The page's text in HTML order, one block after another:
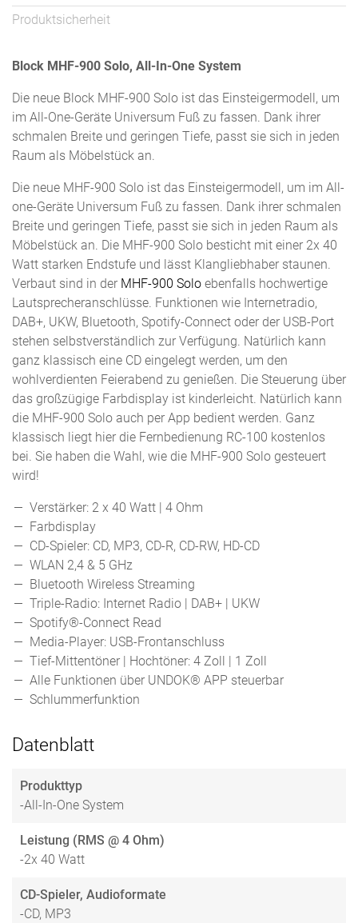
Produktsicherheit
Block MHF-900 Solo, All-In-One System
Die neue Block MHF-900 Solo ist das Einsteigermodell, um
im All-One-Geräte Universum Fuß zu fassen. Dank ihrer
schmalen Breite und geringen Tiefe, passt sie sich in jeden
Raum als Möbelstück an.
Die neue MHF-900 Solo ist das Einsteigermodell, um im All-
one-Geräte Universum Fuß zu fassen. Dank ihrer schmalen
Breite und geringen Tiefe, passt sie sich in jeden Raum als
Möbelstück an. Die MHF-900 Solo besticht mit einer 2x 40
Watt starken Endstufe und lässt Klangliebhaber staunen.
Verbaut sind in der MHF-900 Solo ebenfalls hochwertige
Lautsprecheranschlüsse. Funktionen wie Internetradio,
DAB+, UKW, Bluetooth, Spotify-Connect oder der USB-Port
stehen selbstverständlich zur Verfügung. Natürlich kann
ganz klassisch eine CD eingelegt werden, um den
wohlverdienten Feierabend zu genießen. Die Steuerung über
das großzügige Farbdisplay ist kinderleicht. Natürlich kann
die MHF-900 Solo auch per App bedient werden. Ganz
klassisch liegt hier die Fernbedienung RC-100 kostenlos
bei. Sie haben die Wahl, wie die MHF-900 Solo gesteuert
wird!
Verstärker: 2 x 40 Watt | 4 Ohm
Farbdisplay
CD-Spieler: CD, MP3, CD-R, CD-RW, HD-CD
WLAN 2,4 & 5 GHz
Bluetooth Wireless Streaming
Triple-Radio: Internet Radio | DAB+ | UKW
Spotify®-Connect Read
Media-Player: USB-Frontanschluss
Tief-Mittentöner | Hochtöner: 4 Zoll | 1 Zoll
Alle Funktionen über UNDOK® APP steuerbar
Schlummerfunktion
Datenblatt
Produkttyp
-All-In-One System
Leistung (RMS @ 4 Ohm)
-2x 40 Watt
CD-Spieler, Audioformate
-CD, MP3